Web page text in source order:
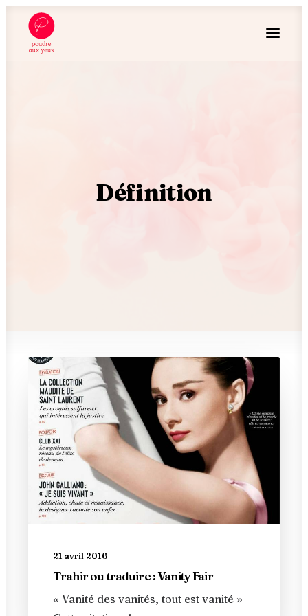
Définition
21 avril 2016
Trahir ou traduire : Vanity Fair
« Vanité des vanités, tout est vanité »